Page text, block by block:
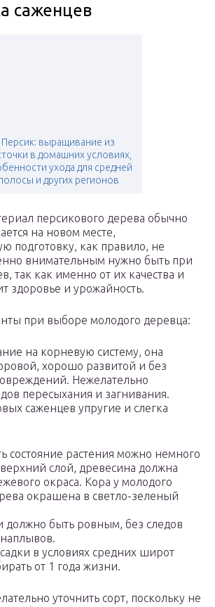
саженцев
Персик: выращивание из
в домашних условиях,
ухода для средней
и других регионов
персикового дерева обычно
на новом месте,
подготовку, как правило, не
внимательным нужно быть при
так как именно от их качества и
здоровье и урожайность.
при выборе молодого деревца:
на корневую систему, она
хорошо развитой и без
Нежелательно
пересыхания и загнивания.
саженцев упругие и слегка
состояние растения можно немного
слой, древесина должна
окраса. Кора у молодого
окрашена в светло-зеленый
должно быть ровным, без следов
в условиях средних широт
от 1 года жизни.
уточнить сорт, поскольку не